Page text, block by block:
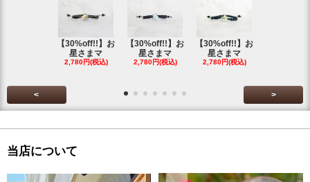
【30%off!!】お
星さまマ
2,780円(税込)
【30%off!!】お
星さまマ
2,780円(税込)
【30%off!!】お
星さまマ
2,780円(税込)
< >
当店について